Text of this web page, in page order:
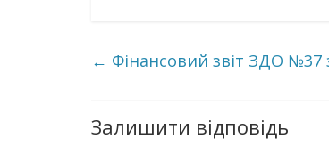
← Фінансовий звіт ЗДО №37
Залишити відповідь